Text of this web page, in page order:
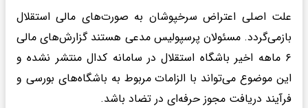
علت اصلی اعتراض سرخپوشان به صورت‌های مالی استقلال
بازمی‌گردد. مسئولان پرسپولیس مدعی هستند گزارش‌های مالی
۶ ماهه اخیر باشگاه استقلال در سامانه کدال منتشر نشده و
این موضوع می‌تواند با الزامات مربوط به باشگاه‌های بورسی و
فرآیند دریافت مجوز حرفه‌ای در تضاد باشد.